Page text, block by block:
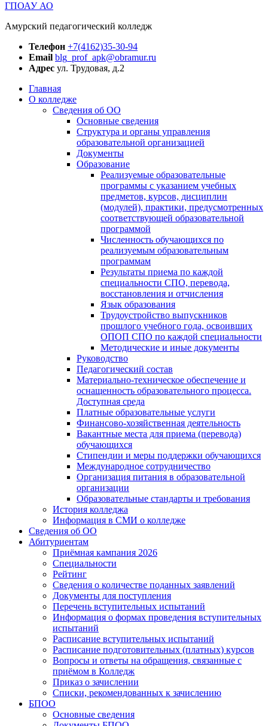
ГПОАУ АО
Амурский педагогический колледж
Телефон +7(4162)35-30-94
Email blg_prof_apk@obramur.ru
Адрес ул. Трудовая, д.2
Главная
О колледже
Сведения об ОО
Основные сведения
Структура и органы управления
образовательной организацией
Документы
Образование
Реализуемые образовательные
программы с указанием учебных
предметов, курсов, дисциплин
(модулей), практики, предусмотренных
соответствующей образовательной
программой
Численность обучающихся по
реализуемым образовательным
программам
Результаты приема по каждой
специальности СПО, перевода,
восстановления и отчисления
Язык образования
Трудоустройство выпускников
прошлого учебного года, освоивших
ОПОП СПО по каждой специальности
Методические и иные документы
Руководство
Педагогический состав
Материально-техническое обеспечение и
оснащенность образовательного процесса.
Доступная среда
Платные образовательные услуги
Финансово-хозяйственная деятельность
Вакантные места для приема (перевода)
обучающихся
Стипендии и меры поддержки обучающихся
Международное сотрудничество
Организация питания в образовательной
организации
Образовательные стандарты и требования
История колледжа
Информация в СМИ о колледже
Сведения об ОО
Абитуриентам
Приёмная кампания 2026
Специальности
Рейтинг
Сведения о количестве поданных заявлений
Документы для поступления
Перечень вступительных испытаний
Информация о формах проведения вступительных
испытаний
Расписание вступительных испытаний
Расписание подготовительных (платных) курсов
Вопросы и ответы на обращения, связанные с
приёмом в Колледж
Приказ о зачислении
Списки, рекомендованных к зачислению
БПОО
Основные сведения